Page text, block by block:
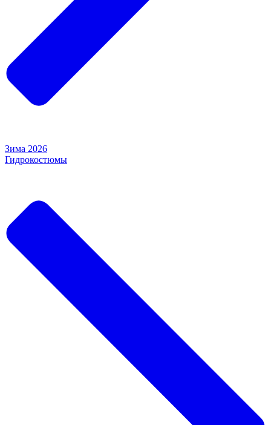
Зима 2026
Гидрокостюмы